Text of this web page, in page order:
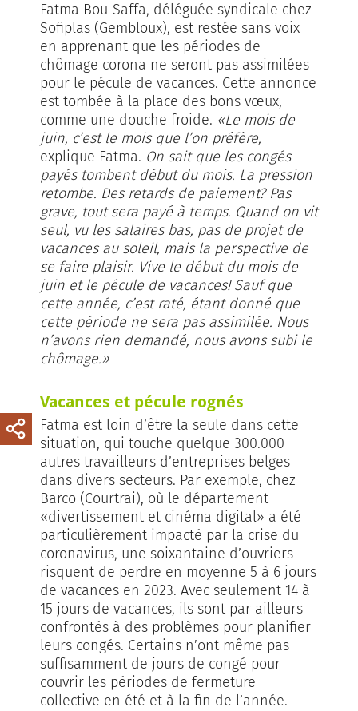
Fatma Bou-Saffa, déléguée syndicale chez
Sofiplas (Gembloux), est restée sans voix
en apprenant que les périodes de
chômage corona ne seront pas assimilées
pour le pécule de vacances. Cette annonce
est tombée à la place des bons vœux,
comme une douche froide. «Le mois de
juin, c’est le mois que l’on préfère,
explique Fatma. On sait que les congés
payés tombent début du mois. La pression
retombe. Des retards de paiement? Pas
grave, tout sera payé à temps. Quand on vit
seul, vu les salaires bas, pas de projet de
vacances au soleil, mais la perspective de
se faire plaisir. Vive le début du mois de
juin et le pécule de vacances! Sauf que
cette année, c’est raté, étant donné que
cette période ne sera pas assimilée. Nous
n’avons rien demandé, nous avons subi le
chômage.»
Vacances et pécule rognés
Fatma est loin d’être la seule dans cette
situation, qui touche quelque 300.000
autres travailleurs d’entreprises belges
dans divers secteurs. Par exemple, chez
Barco (Courtrai), où le département
«divertissement et cinéma digital» a été
particulièrement impacté par la crise du
coronavirus, une soixantaine d’ouvriers
risquent de perdre en moyenne 5 à 6 jours
de vacances en 2023. Avec seulement 14 à
15 jours de vacances, ils sont par ailleurs
confrontés à des problèmes pour planifier
leurs congés. Certains n’ont même pas
suffisamment de jours de congé pour
couvrir les périodes de fermeture
collective en été et à la fin de l’année.